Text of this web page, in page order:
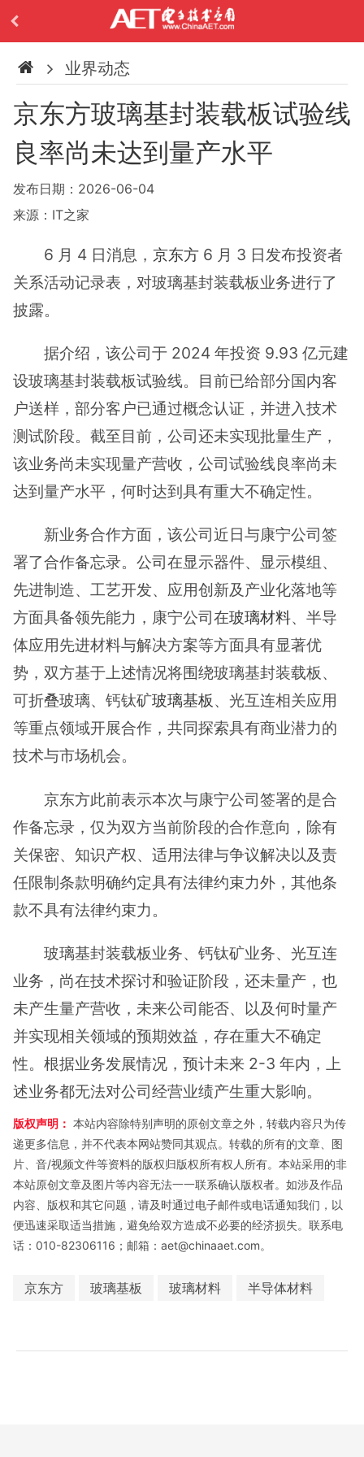
业界动态
京东方玻璃基封装载板试验线
良率尚未达到量产水平
发布日期：2026-06-04
来源：IT之家
6 月 4 日消息，京东方 6 月 3 日发布投资者
关系活动记录表，对玻璃基封装载板业务进行了
披露。
据介绍，该公司于 2024 年投资 9.93 亿元建
设玻璃基封装载板试验线。目前已给部分国内客
户送样，部分客户已通过概念认证，并进入技术
测试阶段。截至目前，公司还未实现批量生产，
该业务尚未实现量产营收，公司试验线良率尚未
达到量产水平，何时达到具有重大不确定性。
新业务合作方面，该公司近日与康宁公司签
署了合作备忘录。公司在显示器件、显示模组、
先进制造、工艺开发、应用创新及产业化落地等
方面具备领先能力，康宁公司在玻璃材料、半导
体应用先进材料与解决方案等方面具有显著优
势，双方基于上述情况将围绕玻璃基封装载板、
可折叠玻璃、钙钛矿玻璃基板、光互连相关应用
等重点领域开展合作，共同探索具有商业潜力的
技术与市场机会。
京东方此前表示本次与康宁公司签署的是合
作备忘录，仅为双方当前阶段的合作意向，除有
关保密、知识产权、适用法律与争议解决以及责
任限制条款明确约定具有法律约束力外，其他条
款不具有法律约束力。
玻璃基封装载板业务、钙钛矿业务、光互连
业务，尚在技术探讨和验证阶段，还未量产，也
未产生量产营收，未来公司能否、以及何时量产
并实现相关领域的预期效益，存在重大不确定
性。根据业务发展情况，预计未来 2-3 年内，上
述业务都无法对公司经营业绩产生重大影响。
版权声明： 本站内容除特别声明的原创文章之外，转载内容只为传
递更多信息，并不代表本网站赞同其观点。转载的所有的文章、图
片、音/视频文件等资料的版权归版权所有权人所有。本站采用的非
本站原创文章及图片等内容无法一一联系确认版权者。如涉及作品
内容、版权和其它问题，请及时通过电子邮件或电话通知我们，以
便迅速采取适当措施，避免给双方造成不必要的经济损失。联系电
话：010-82306116；邮箱：aet@chinaaet.com。
京东方 玻璃基板 玻璃材料 半导体材料